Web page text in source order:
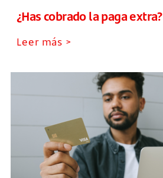
¿Has cobrado la paga extra?
Leer más >